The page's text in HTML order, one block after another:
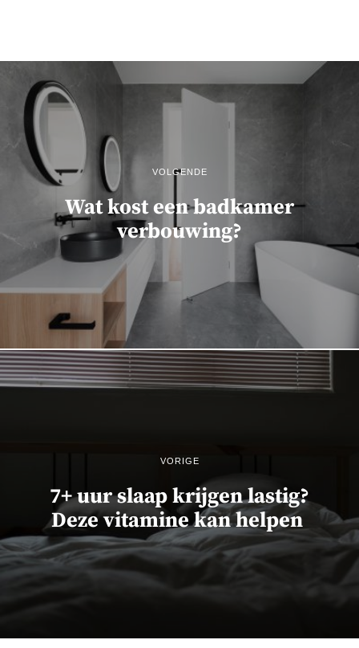
VOLGENDE
Wat kost een badkamer
verbouwing?
VORIGE
7+ uur slaap krijgen lastig?
Deze vitamine kan helpen